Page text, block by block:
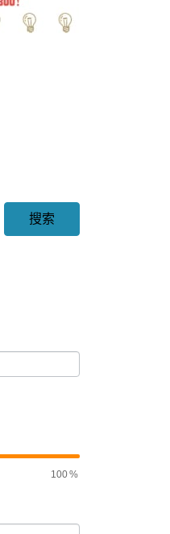
搜索
100%